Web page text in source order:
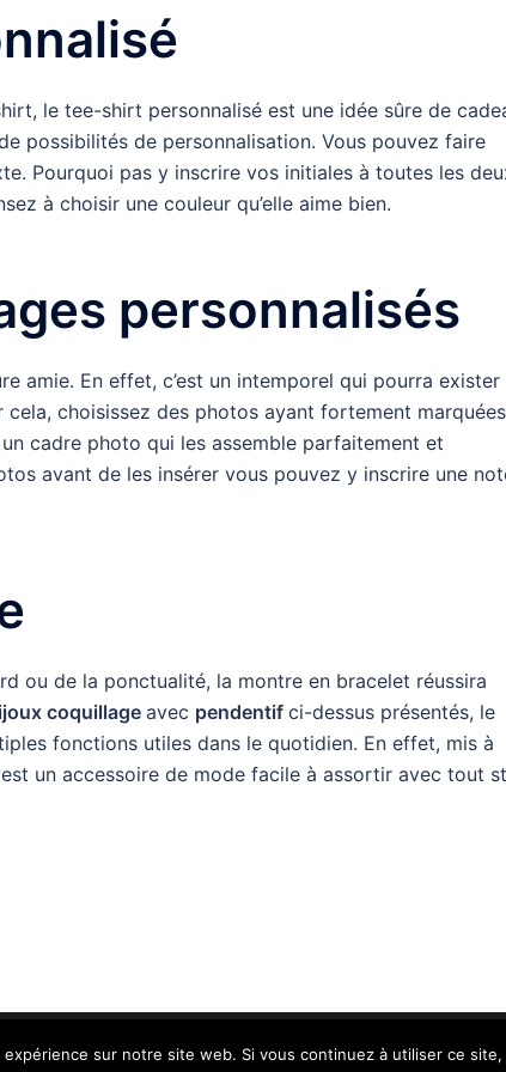
le tee-shirt personnalisé est une idée sûre de
possibilités de personnalisation. Vous pouvez faire
Pourquoi pas y inscrire vos initiales à toutes les
à choisir une couleur qu’elle aime bien.
personnalisés
amie. En effet, c’est un intemporel qui pourra exister
choisissez des photos ayant fortement marquées
cadre photo qui les assemble parfaitement et
avant de les insérer vous pouvez y inscrire une
ou de la ponctualité, la montre en bracelet réussira
coquillage avec pendentif ci-dessus présentés, le
fonctions utiles dans le quotidien. En effet, mis à
un accessoire de mode facile à assortir avec tout
sur notre site web. Si vous continuez à utiliser ce